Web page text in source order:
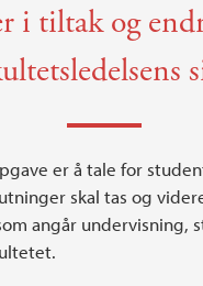
i tiltak og
er å tale for
skal tas og
angår undervisning,